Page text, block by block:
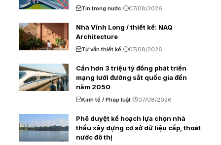
Tin trong nước 07/08/2026
Nhà Vĩnh Long / thiết kế: NAQ
Architecture
Tư vấn thiết kế 07/08/2026
Cần hơn 3 triệu tỷ đồng phát triển
mạng lưới đường sắt quốc gia đến
năm 2050
Kinh tế / Pháp luật 07/08/2026
Phê duyệt kế hoạch lựa chọn nhà
thầu xây dựng cơ sở dữ liệu cấp, thoát
nước đô thị